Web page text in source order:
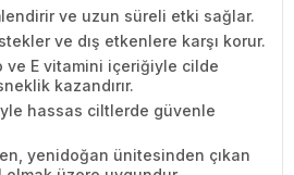
ve uzun süreli etki sağlar.
ve dış etkenlere karşı korur.
ve E vitamini içeriğiyle cilde
kazandırır.
hassas ciltlerde güvenle
yenidoğan ünitesinden çıkan